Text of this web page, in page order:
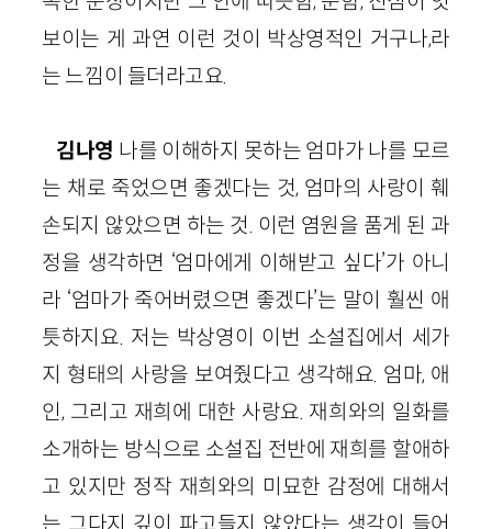
보이는 게 과연 이런 것이 박상영적인 거구나,라
는 느낌이 들더라고요.
김나영 나를 이해하지 못하는 엄마가 나를 모르
는 채로 죽었으면 좋겠다는 것, 엄마의 사랑이 훼
손되지 않았으면 하는 것. 이런 염원을 품게 된 과
정을 생각하면 ‘엄마에게 이해받고 싶다’가 아니
라 ‘엄마가 죽어버렸으면 좋겠다’는 말이 훨씬 애
틋하지요. 저는 박상영이 이번 소설집에서 세가
지 형태의 사랑을 보여줬다고 생각해요. 엄마, 애
인, 그리고 재희에 대한 사랑요. 재희와의 일화를
소개하는 방식으로 소설집 전반에 재희를 할애하
고 있지만 정작 재희와의 미묘한 감정에 대해서
는 그다지 깊이 파고들지 않았다는 생각이 들어